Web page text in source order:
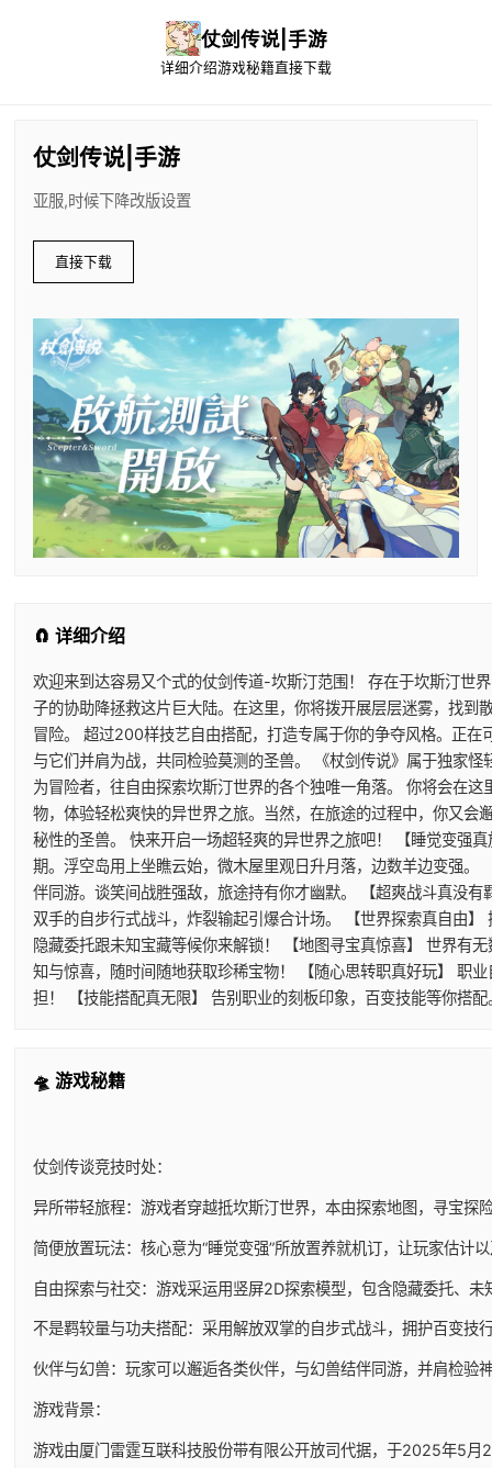
仗剑传说|手游
详细介绍游戏秘籍直接下载
仗剑传说|手游
亚服,时候下降改版设置
直接下载
🧲 详细介绍
欢迎来到达容易又个式的仗剑传道-坎斯汀范围！ 存在于坎斯汀世
子的协助降拯救这片巨大陆。在这里，你将拨开展层层迷雾，找到
冒险。 超过200样技艺自由搭配，打造专属于你的争夺风格。正在
与它们并肩为战，共同检验莫测的圣兽。 《杖剑传说》属于独家
为冒险者，往自由探索坎斯汀世界的各个独唯一角落。 你将会在
物，体验轻松爽快的异世界之旅。当然，在旅途的过程中，你又会
秘性的圣兽。 快来开启一场超轻爽的异世界之旅吧！ 【睡觉变强
期。浮空岛用上坐瞧云始，微木屋里观日升月落，边数羊边变强。
伴同游。谈笑间战胜强敌，旅途持有你才幽默。 【超爽战斗真没
双手的自步行式战斗，炸裂输起引爆合计场。 【世界探索真自由
隐藏委托跟未知宝藏等候你来解锁！ 【地图寻宝真惊喜】 世界有
知与惊喜，随时间随地获取珍稀宝物！ 【随心思转职真好玩】 职
担！ 【技能搭配真无限】 告别职业的刻板印象，百变技能等你搭
🛸 游戏秘籍
仗剑传谈竞技时处：
异所带轻旅程：游戏者穿越抵坎斯汀世界，本由探索地图，寻宝探
简便放置玩法：核心意为“睡觉变强”所放置养就机订，让玩家估计
自由探索与社交：游戏采运用竖屏2D探索模型，包含隐藏委托、
不是羁较量与功夫搭配：采用解放双掌的自步式战斗，拥护百变技
伙伴与幻兽：玩家可以邂逅各类伙伴，与幻兽结伴同游，并肩检验
游戏背景：
游戏由厦门雷霆互联科技股份带有限公开放司代据，于2025年5